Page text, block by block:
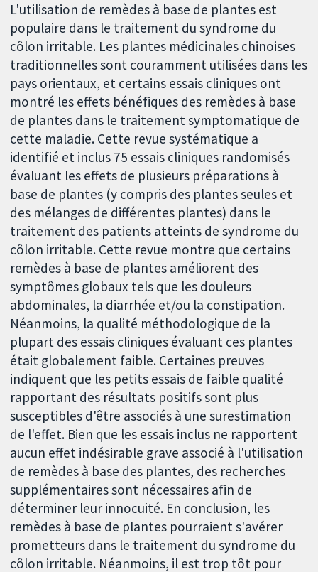
L'utilisation de remèdes à base de plantes est
populaire dans le traitement du syndrome du
côlon irritable. Les plantes médicinales chinoises
traditionnelles sont couramment utilisées dans les
pays orientaux, et certains essais cliniques ont
montré les effets bénéfiques des remèdes à base
de plantes dans le traitement symptomatique de
cette maladie. Cette revue systématique a
identifié et inclus 75 essais cliniques randomisés
évaluant les effets de plusieurs préparations à
base de plantes (y compris des plantes seules et
des mélanges de différentes plantes) dans le
traitement des patients atteints de syndrome du
côlon irritable. Cette revue montre que certains
remèdes à base de plantes améliorent des
symptômes globaux tels que les douleurs
abdominales, la diarrhée et/ou la constipation.
Néanmoins, la qualité méthodologique de la
plupart des essais cliniques évaluant ces plantes
était globalement faible. Certaines preuves
indiquent que les petits essais de faible qualité
rapportant des résultats positifs sont plus
susceptibles d'être associés à une surestimation
de l'effet. Bien que les essais inclus ne rapportent
aucun effet indésirable grave associé à l'utilisation
de remèdes à base des plantes, des recherches
supplémentaires sont nécessaires afin de
déterminer leur innocuité. En conclusion, les
remèdes à base de plantes pourraient s'avérer
prometteurs dans le traitement du syndrome du
côlon irritable. Néanmoins, il est trop tôt pour